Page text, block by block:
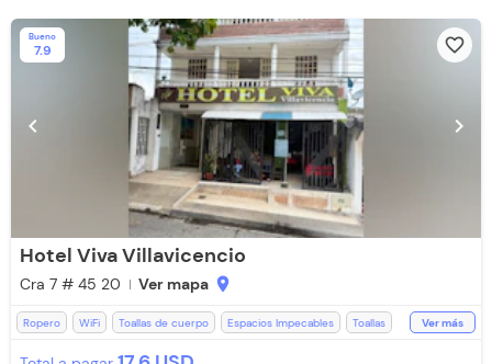
Bueno
7.9 favorite_border
chevron_left chevron_right
Hotel Viva Villavicencio
Cra 7 # 45 20 Ver mapa location_on
Ropero WiFi Toallas de cuerpo Espacios Impecables Toallas Ver más